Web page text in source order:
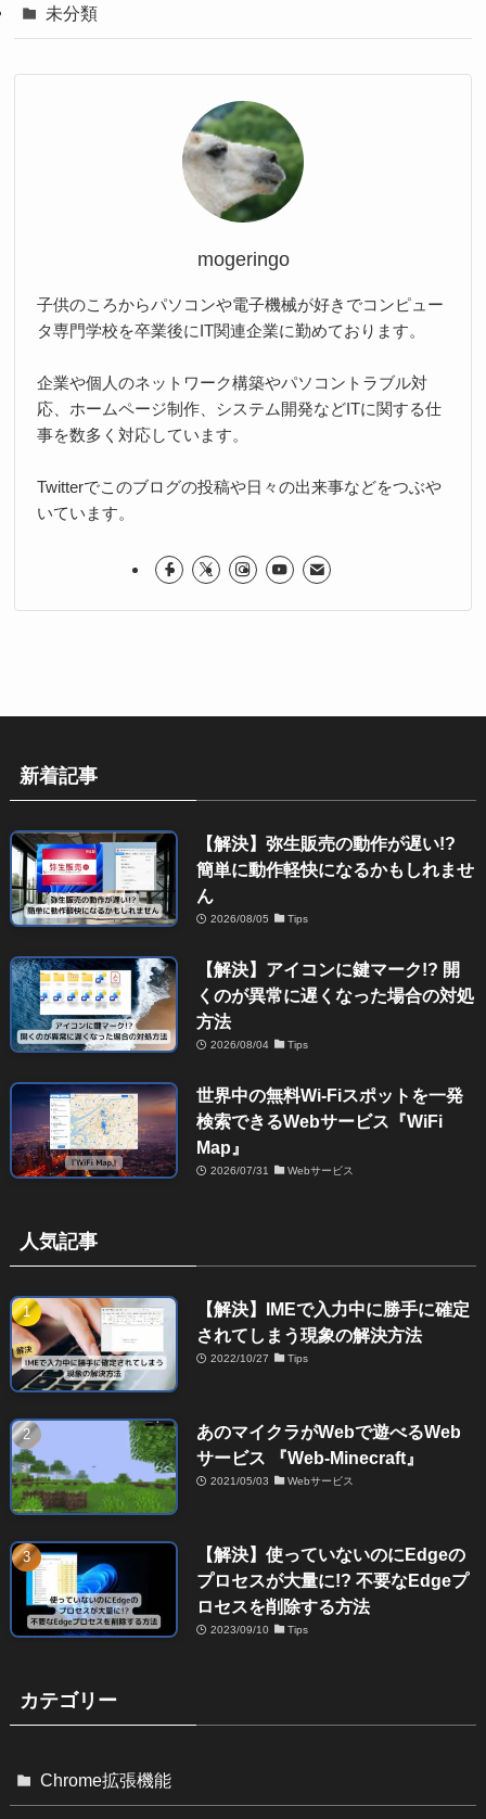
未分類
mogeringo
子供のころからパソコンや電子機械が好きでコンピュー
タ専門学校を卒業後にIT関連企業に勤めております。
企業や個人のネットワーク構築やパソコントラブル対
応、ホームページ制作、システム開発などITに関する仕
事を数多く対応しています。
Twitterでこのブログの投稿や日々の出来事などをつぶや
いています。
新着記事
【解決】弥生販売の動作が遅い!?
簡単に動作軽快になるかもしれませ
ん
2026/08/05 Tips
【解決】アイコンに鍵マーク!? 開
くのが異常に遅くなった場合の対処
方法
2026/08/04 Tips
世界中の無料Wi-Fiスポットを一発
検索できるWebサービス『WiFi
Map』
2026/07/31 Webサービス
人気記事
【解決】IMEで入力中に勝手に確定
されてしまう現象の解決方法
2022/10/27 Tips
あのマイクラがWebで遊べるWeb
サービス 『Web-Minecraft』
2021/05/03 Webサービス
【解決】使っていないのにEdgeの
プロセスが大量に!? 不要なEdgeプ
ロセスを削除する方法
2023/09/10 Tips
カテゴリー
Chrome拡張機能